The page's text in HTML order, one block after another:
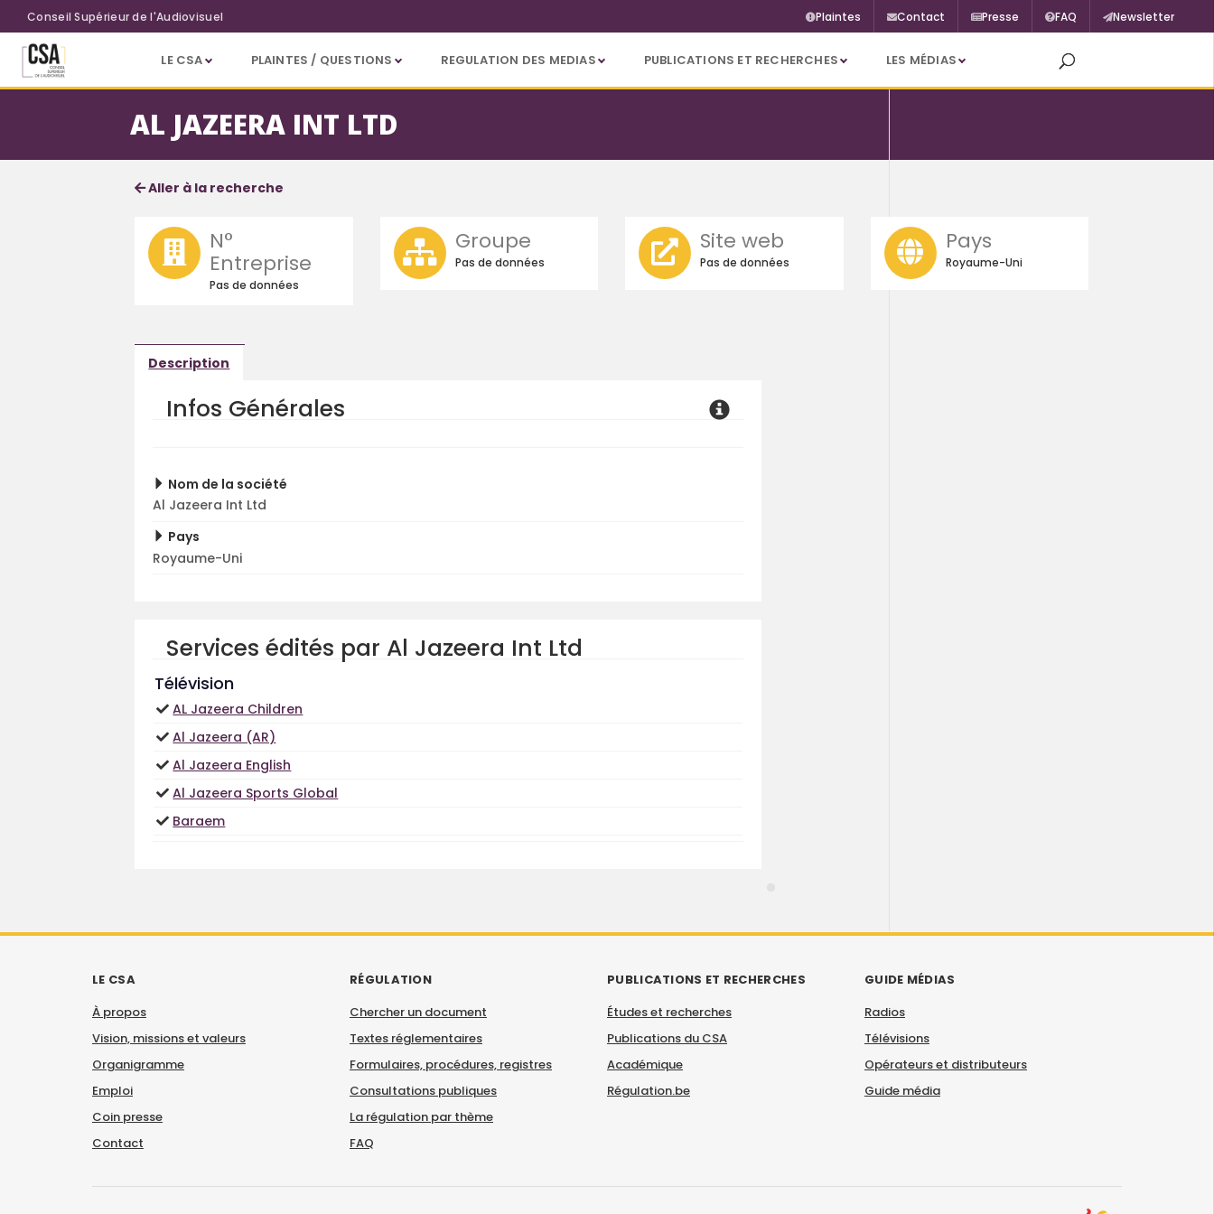
Aller au contenu principal
Conseil Supérieur de l'Audiovisuel Plaintes Contact Presse FAQ Newsletter
LE CSA PLAINTES / QUESTIONS REGULATION DES MEDIAS PUBLICATIONS ET RECHERCHES LES MÉDIAS
AL JAZEERA INT LTD
Fiche société
Informations détaillées
Aller à la recherche
N°
Entreprise
Pas de données
Groupe
Pas de données
Site web
Pas de données
Pays
Royaume-Uni
Description
Infos Générales
Nom de la société
Al Jazeera Int Ltd
Pays
Royaume-Uni
Services édités par Al Jazeera Int Ltd
Télévision
AL Jazeera Children
Al Jazeera (AR)
Al Jazeera English
Al Jazeera Sports Global
Baraem
LE CSA
À propos
Vision, missions et valeurs
Organigramme
Emploi
Coin presse
Contact
RÉGULATION
Chercher un document
Textes réglementaires
Formulaires, procédures, registres
Consultations publiques
La régulation par thème
FAQ
PUBLICATIONS ET RECHERCHES
Études et recherches
Publications du CSA
Académique
Régulation.be
GUIDE MÉDIAS
Radios
Télévisions
Opérateurs et distributeurs
Guide média